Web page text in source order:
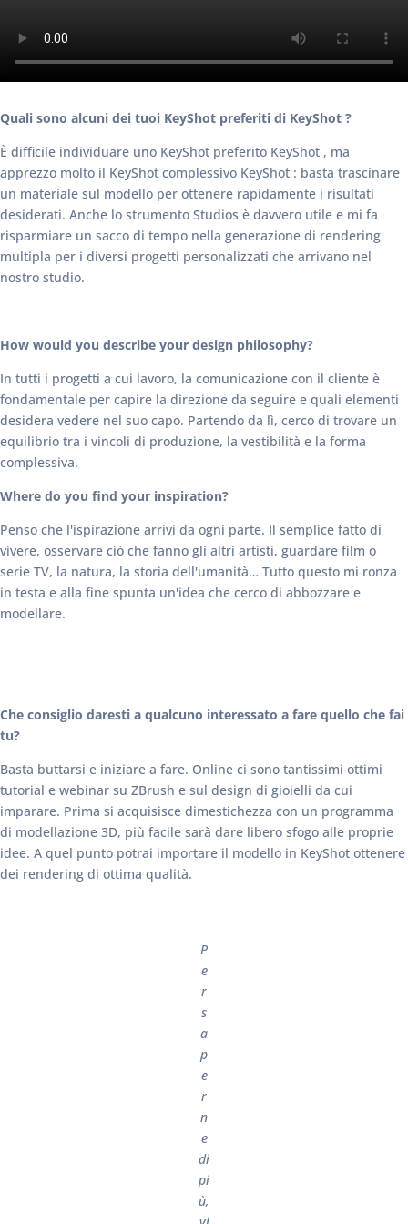
Quali sono alcuni dei tuoi KeyShot preferiti di KeyShot ?
È difficile individuare uno KeyShot preferito KeyShot , ma
apprezzo molto il KeyShot complessivo KeyShot : basta trascinare
un materiale sul modello per ottenere rapidamente i risultati
desiderati. Anche lo strumento Studios è davvero utile e mi fa
risparmiare un sacco di tempo nella generazione di rendering
multipla per i diversi progetti personalizzati che arrivano nel
nostro studio.
How would you describe your design philosophy?
In tutti i progetti a cui lavoro, la comunicazione con il cliente è
fondamentale per capire la direzione da seguire e quali elementi
desidera vedere nel suo capo. Partendo da lì, cerco di trovare un
equilibrio tra i vincoli di produzione, la vestibilità e la forma
complessiva.
Where do you find your inspiration?
Penso che l'ispirazione arrivi da ogni parte. Il semplice fatto di
vivere, osservare ciò che fanno gli altri artisti, guardare film o
serie TV, la natura, la storia dell'umanità… Tutto questo mi ronza
in testa e alla fine spunta un'idea che cerco di abbozzare e
modellare.
Che consiglio daresti a qualcuno interessato a fare quello che fai
tu?
Basta buttarsi e iniziare a fare. Online ci sono tantissimi ottimi
tutorial e webinar su ZBrush e sul design di gioielli da cui
imparare. Prima si acquisisce dimestichezza con un programma
di modellazione 3D, più facile sarà dare libero sfogo alle proprie
idee. A quel punto potrai importare il modello in KeyShot ottenere
dei rendering di ottima qualità.
P
e
r
s
a
p
e
r
n
e
di
pi
ù,